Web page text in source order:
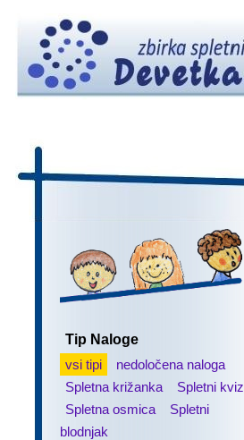
Tip Naloge
vsi tipi
nedoločena naloga
Spletna križanka
Spletni kviz
Spletna osmica
Spletni
blodnjak